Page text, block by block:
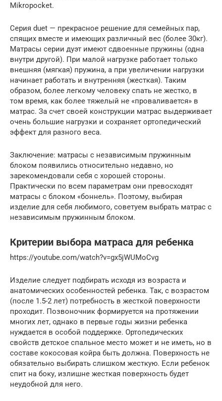
Mikropocket.
Серия duet — прекрасное решение для семейных пар,
спящих вместе и имеющих различный вес (более 30кг).
Матрасы серии дуэт имеют сдвоенные пружины (одна
внутри другой). При малой нагрузке работает только
внешняя (мягкая) пружина, а при увеличении нагрузки
начинает работать и внутренняя (жесткая). Таким
образом, более легкому человеку спать не жестко, в
том время, как более тяжелый не «проваливается» в
матрас. За счет своей конструкции матрас выдерживает
очень большие нагрузки и сохраняет ортопедический
эффект для разного веса.
Заключение: матрасы с независимым пружинным
блоком появились относительно недавно, но
зарекомендовали себя с хорошей стороны.
Практически по всем параметрам они превосходят
матрасы с блоком «боннель». Поэтому, выбирая
изделие для себя любимого, советуем выбрать матрас с
независимым пружинным блоком.
Критерии выбора матраса для ребенка
https://youtube.com/watch?v=gx5jWUMoCvg
Изделие следует подбирать исходя из возраста и
анатомических особенностей ребенка. Так, с возрастом
(после 1.5-2 лет) потребность в жесткой поверхности
проходит. Позвоночник формируется на протяжении
многих лет, однако в первые годы жизни ребенка
нуждается в особой поддержке. Ортопедических
свойств детское спальное место может и не иметь, но в
составе кокосовая койра быть должна. Поверхность не
обязательно выбирать слишком жесткую. Если ребенок
спит на боку, излишне жесткая поверхность будет
неудобной для него.